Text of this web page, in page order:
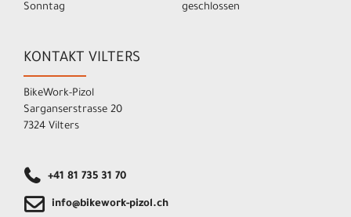
Sonntag
geschlossen
KONTAKT VILTERS
BikeWork-Pizol
Sarganserstrasse 20
7324 Vilters
+41 81 735 31 70
info@bikework-pizol.ch